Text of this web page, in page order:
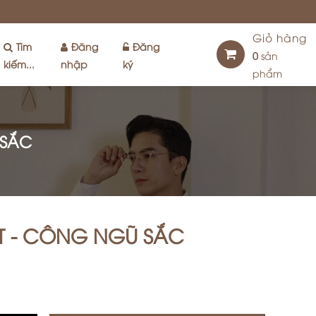
Tìm
kiếm...
Đăng
nhập
Đăng
ký
Giỏ hàng
0sản
phẩm
- CÔNG NGŨ SẮC